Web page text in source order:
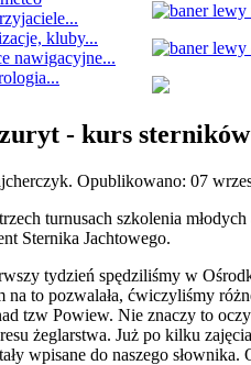
kluby...
nawigacyjne...
- kurs sterników
Opublikowano: 07
turnusach szkolenia
Sternika Jachtowego.
tydzień spędziliśmy w
na to pozwalała, ćwiczyliśmy
tzw Powiew. Nie znaczy to
żeglarstwa. Już po kilku
wpisane do naszego